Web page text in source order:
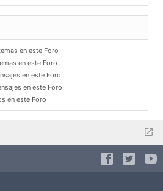
en este Foro
en este Foro
en este Foro
en este Foro
en este Foro